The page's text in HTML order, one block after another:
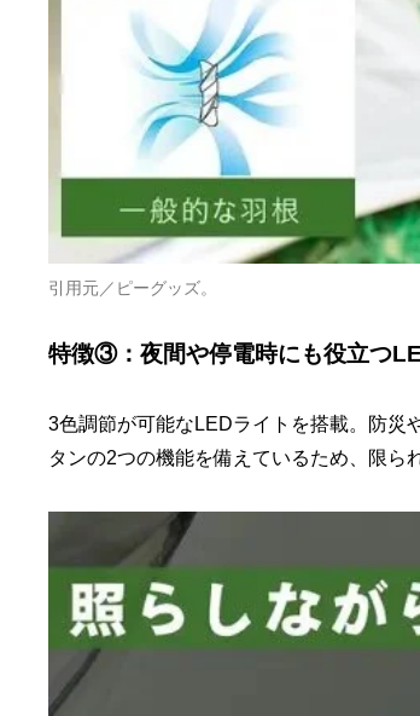
引用元／ピーグッズ。
特徴③：夜間や停電時にも役立つ
3色調節が可能なLEDライトを搭載。防災
タンの2つの機能を備えているため、限ら